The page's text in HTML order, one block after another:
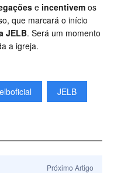
e incentivem os
que marcará o início
JELB. Será um momento
a igreja.
JELB
Próximo Artigo